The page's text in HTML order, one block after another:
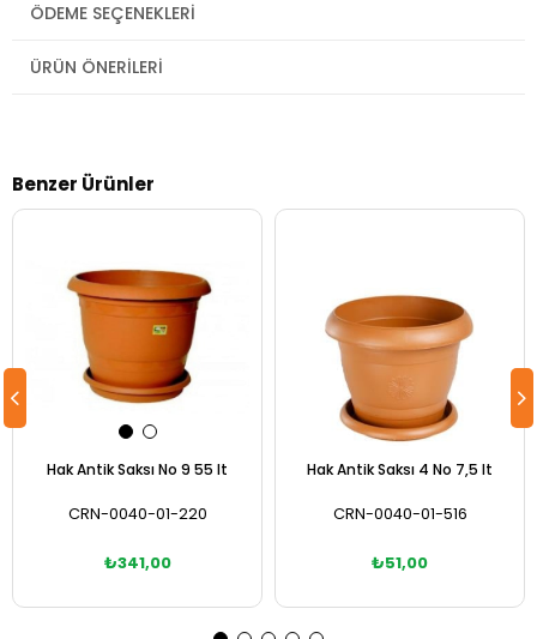
ÖDEME SEÇENEKLERI
ÜRÜN ÖNERILERI
Benzer Ürünler
Hak Antik Saksı No 9 55 lt
CRN-0040-01-220
₺341,00
Hak Antik Saksı 4 No 7,5 lt
CRN-0040-01-516
₺51,00